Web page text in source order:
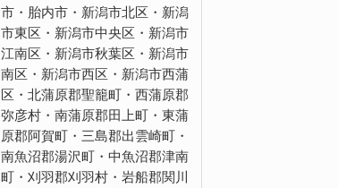
市・胎内市・新潟市北区・新潟
市東区・新潟市中央区・新潟市
江南区・新潟市秋葉区・新潟市
南区・新潟市西区・新潟市西蒲
区・北蒲原郡聖籠町・西蒲原郡
弥彦村・南蒲原郡田上町・東蒲
原郡阿賀町・三島郡出雲崎町・
南魚沼郡湯沢町・中魚沼郡津南
町・刈羽郡刈羽村・岩船郡関川